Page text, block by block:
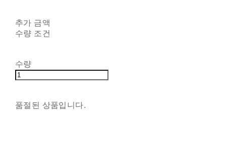
추가 금액
수량 조건
수량
품절된 상품입니다.